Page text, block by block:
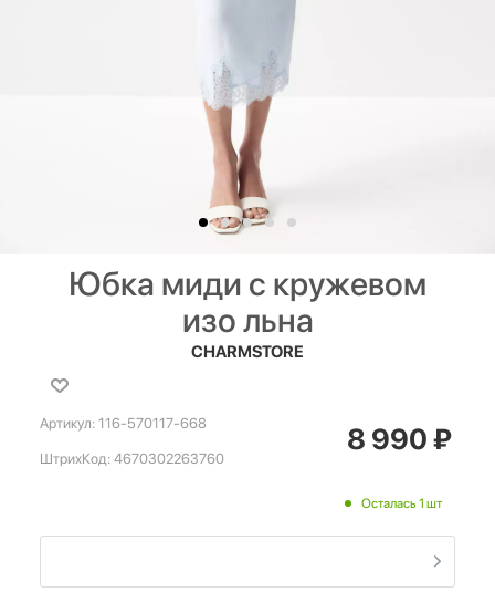
Юбка миди с кружевом
изо льна
CHARMSTORE
Артикул: 116-570117-668
ШтрихКод: 4670302263760
8 990₽
Осталась 1 шт